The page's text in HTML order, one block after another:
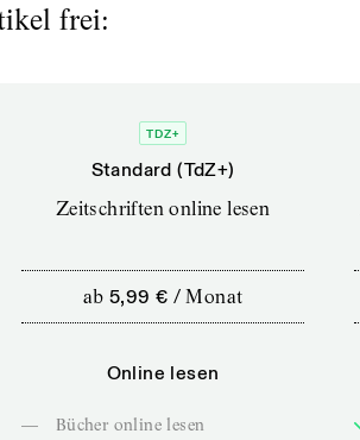
frei:
TDZ+
Standard (TdZ+)
Zeitschriften online lesen
ab 5,99 € /Monat
Online lesen
—
Bücher online lesen